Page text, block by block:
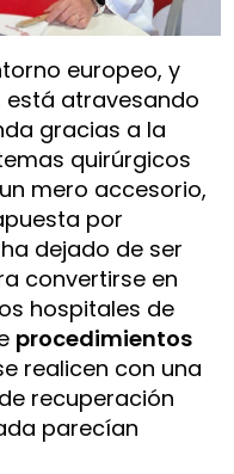
europeo, y
está atravesando
gracias a la
quirúrgicos
mero accesorio,
por
dejado de ser
convertirse en
hospitales de
procedimientos
realicen con una
recuperación
parecían